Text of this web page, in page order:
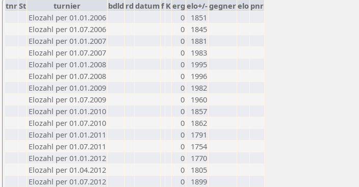
tnrSt turnier bdld rd datumf Kerg elo+/-gegnerelo pnr
Elozahl per 01.01.2006
0
1851
Elozahl per 01.07.2006
0
1845
Elozahl per 01.01.2007
0
1881
Elozahl per 01.07.2007
0
1983
Elozahl per 01.01.2008
0
1995
Elozahl per 01.07.2008
0
1996
Elozahl per 01.01.2009
0
1982
Elozahl per 01.07.2009
0
1960
Elozahl per 01.01.2010
0
1857
Elozahl per 01.07.2010
0
1862
Elozahl per 01.01.2011
0
1791
Elozahl per 01.07.2011
0
1754
Elozahl per 01.01.2012
0
1770
Elozahl per 01.04.2012
0
1805
Elozahl per 01.07.2012
0
1899